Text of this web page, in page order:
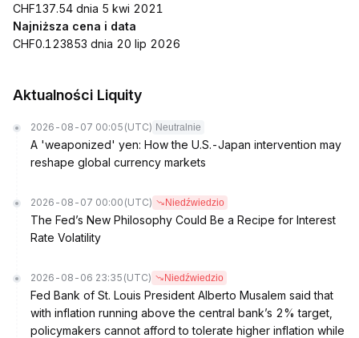
CHF137.54 dnia 5 kwi 2021
Najniższa cena i data
CHF0.123853 dnia 20 lip 2026
Aktualności Liquity
2026-08-07 00:05 (UTC) Neutralnie
A 'weaponized' yen: How the U.S.-Japan intervention may
reshape global currency markets
2026-08-07 00:00 (UTC) Niedźwiedzio
The Fed’s New Philosophy Could Be a Recipe for Interest
Rate Volatility
2026-08-06 23:35 (UTC) Niedźwiedzio
Fed Bank of St. Louis President Alberto Musalem said that
with inflation running above the central bank’s 2% target,
policymakers cannot afford to tolerate higher inflation while